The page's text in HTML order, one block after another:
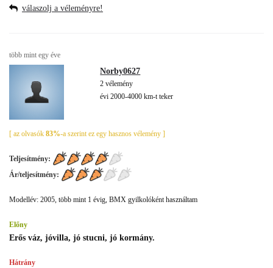
válaszolj a véleményre!
több mint egy éve
Norby0627
2 vélemény
évi 2000-4000 km-t teker
[ az olvasók 83%-a szerint ez egy hasznos vélemény ]
Teljesítmény:
Ár/teljesítmény:
Modellév: 2005, több mint 1 évig, BMX gyilkolóként használtam
Előny
Erős váz, jóvilla, jó stucni, jó kormány.
Hátrány